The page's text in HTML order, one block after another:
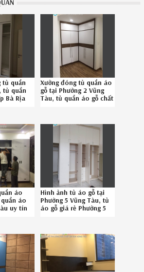
tủ quần
tủ quần
Bà Rịa
Xưởng đóng tủ quần áo
gỗ tại Phường 2 Vũng
Tàu, tủ quần áo gỗ chất
áo
áo
uy tín
Hình ảnh tủ áo gỗ tại
Phường 5 Vũng Tàu, tủ
áo gỗ giá rẻ Phường 5